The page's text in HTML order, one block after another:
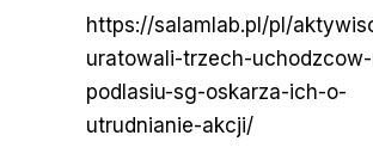
https://salamlab.pl/pl/
uratowali-trzech-
podlasiu-sg-oskarza-ich-o-
utrudnianie-akcji/